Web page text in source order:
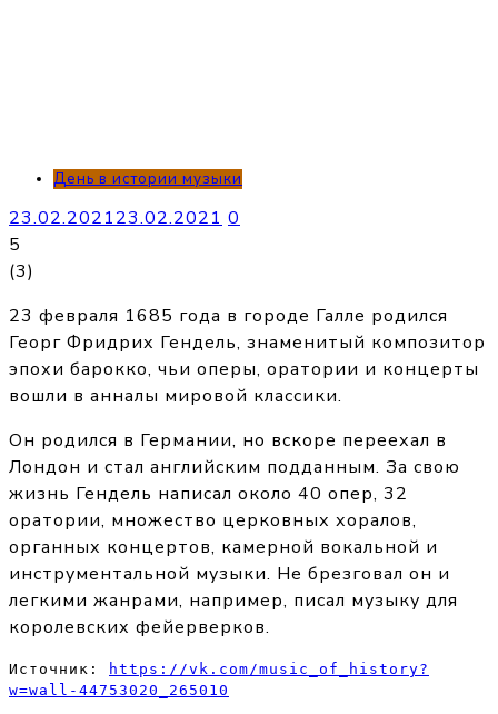
День в истории музыки
23.02.202123.02.2021 0
5
(3)
23 февраля 1685 года в городе Галле родился
Георг Фридрих Гендель, знаменитый композитор
эпохи барокко, чьи оперы, оратории и концерты
вошли в анналы мировой классики.
Он родился в Германии, но вскоре переехал в
Лондон и стал английским подданным. За свою
жизнь Гендель написал около 40 опер, 32
оратории, множество церковных хоралов,
органных концертов, камерной вокальной и
инструментальной музыки. Не брезговал он и
легкими жанрами, например, писал музыку для
королевских фейерверков.
Источник:
https://vk.com/music_of_history?
w=wall-44753020_265010